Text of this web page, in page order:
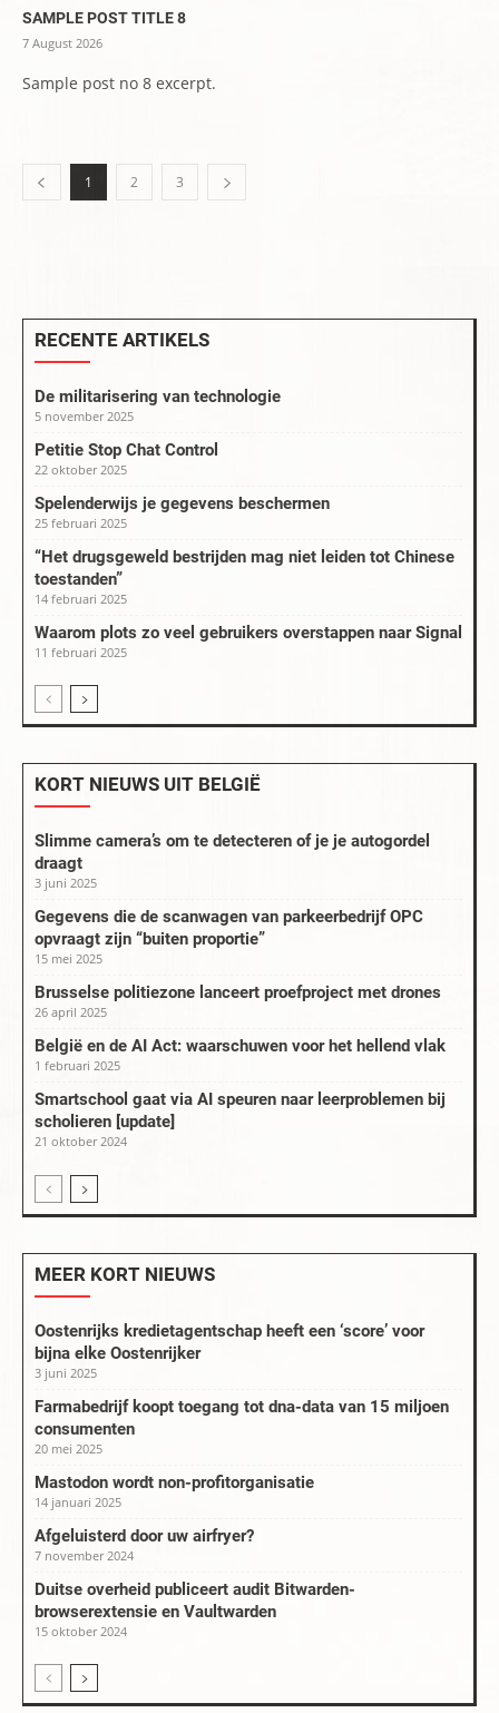
SAMPLE POST TITLE 8
7 August 2026
Sample post no 8 excerpt.
1 2 3
RECENTE ARTIKELS
De militarisering van technologie
5 november 2025
Petitie Stop Chat Control
22 oktober 2025
Spelenderwijs je gegevens beschermen
25 februari 2025
“Het drugsgeweld bestrijden mag niet leiden tot Chinese
toestanden”
14 februari 2025
Waarom plots zo veel gebruikers overstappen naar Signal
11 februari 2025
KORT NIEUWS UIT BELGIË
Slimme camera’s om te detecteren of je je autogordel
draagt
3 juni 2025
Gegevens die de scanwagen van parkeerbedrijf OPC
opvraagt zijn “buiten proportie”
15 mei 2025
Brusselse politiezone lanceert proefproject met drones
26 april 2025
België en de AI Act: waarschuwen voor het hellend vlak
1 februari 2025
Smartschool gaat via AI speuren naar leerproblemen bij
scholieren [update]
21 oktober 2024
MEER KORT NIEUWS
Oostenrijks kredietagentschap heeft een ‘score’ voor
bijna elke Oostenrijker
3 juni 2025
Farmabedrijf koopt toegang tot dna-data van 15 miljoen
consumenten
20 mei 2025
Mastodon wordt non-profitorganisatie
14 januari 2025
Afgeluisterd door uw airfryer?
7 november 2024
Duitse overheid publiceert audit Bitwarden-
browserextensie en Vaultwarden
15 oktober 2024